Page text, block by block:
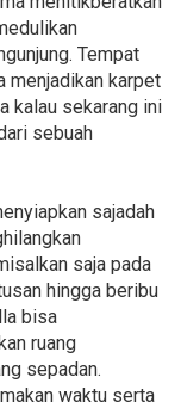
Tempat
menjadikan karpet
kalau sekarang ini
sebuah
sajadah
saja pada
hingga beribu
bisa
ruang
sepadan.
waktu serta